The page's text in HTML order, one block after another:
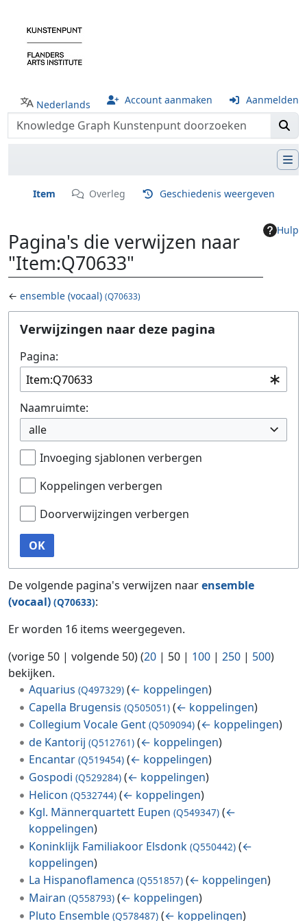
Nederlands Account aanmaken Aanmelden
Item Overleg Geschiedenis weergeven
Hulp
Pagina's die verwijzen naar
"Item:Q70633"
← ensemble (vocaal) (Q70633)
Ga naar:navigatie,zoeken
Verwijzingen naar deze pagina
Pagina:
Naamruimte:
alle
Invoeging sjablonen verbergen
Koppelingen verbergen
Doorverwijzingen verbergen
OK
De volgende pagina's verwijzen naarensemble
(vocaal) (Q70633):
Er worden 16 items weergegeven.
(vorige 50 | volgende 50) (20 | 50 | 100 | 250 | 500)
bekijken.
Aquarius (Q497329) (← koppelingen)
Capella Brugensis (Q505051) (← koppelingen)
Collegium Vocale Gent (Q509094) (← koppelingen)
de Kantorij (Q512761) (← koppelingen)
Encantar (Q519454) (← koppelingen)
Gospodi (Q529284) (← koppelingen)
Helicon (Q532744) (← koppelingen)
Kgl. Männerquartett Eupen (Q549347) (←
koppelingen)
Koninklijk Familiakoor Elsdonk (Q550442) (←
koppelingen)
La Hispanoflamenca (Q551857) (← koppelingen)
Mairan (Q558793) (← koppelingen)
Pluto Ensemble (Q578487) (← koppelingen)